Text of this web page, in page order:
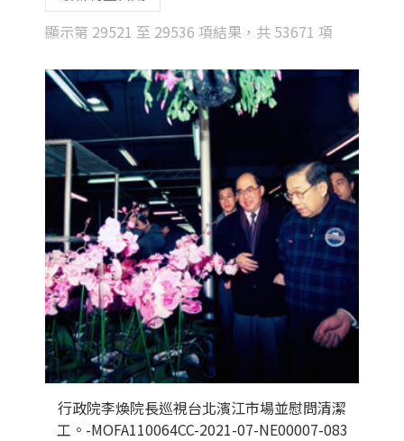
顯示第 29521 至 29536 項結果，共 53671 項
latest
行政院李煥院長巡視台北濱江市場並慰問清潔
工。-MOFA110064CC-2021-07-NE00007-083